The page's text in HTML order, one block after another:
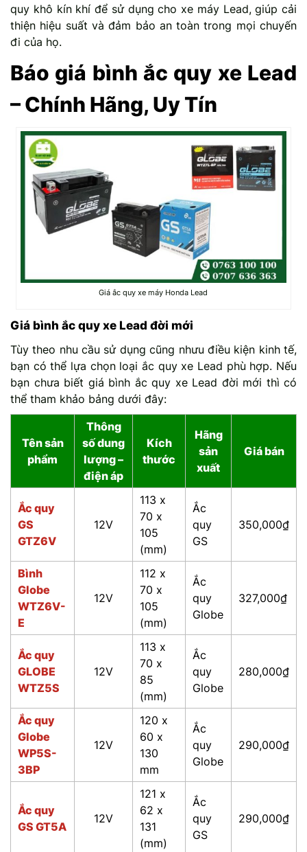
quy khô kín khí để sử dụng cho xe máy Lead, giúp cải
thiện hiệu suất và đảm bảo an toàn trong mọi chuyến
đi của họ.
Báo giá bình ắc quy xe Lead
– Chính Hãng, Uy Tín
Giá ắc quy xe máy Honda Lead
Giá bình ắc quy xe Lead đời mới
Tùy theo nhu cầu sử dụng cũng nhưu điều kiện kinh tế,
bạn có thể lựa chọn loại ắc quy xe Lead phù hợp. Nếu
bạn chưa biết giá bình ắc quy xe Lead đời mới thì có
thể tham khảo bảng dưới đây:
Tên sản
phẩm
Thông
số dung
lượng –
điện áp
Kích
thước
Hãng
sản
xuất
Giá bán
Ắc quy
GS
GTZ6V
12V
113 x
70 x
105
(mm)
Ắc
quy
GS
350,000₫
Bình
Globe
WTZ6V-
E
12V
112 x
70 x
105
(mm)
Ắc
quy
Globe
327,000₫
Ắc quy
GLOBE
WTZ5S
12V
113 x
70 x
85
(mm)
Ắc
quy
Globe
280,000₫
Ắc quy
Globe
WP5S-
3BP
12V
120 x
60 x
130
mm
Ắc
quy
Globe
290,000₫
Ắc quy
GS GT5A
12V
121 x
62 x
131
(mm)
Ắc
quy
GS
290,000₫